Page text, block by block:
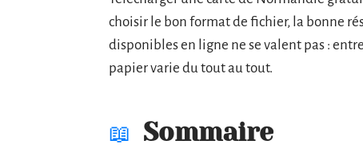
choisir le bon format de fichier, la bonne
disponibles en ligne ne se valent pas :
papier varie du tout au tout.
Sommaire